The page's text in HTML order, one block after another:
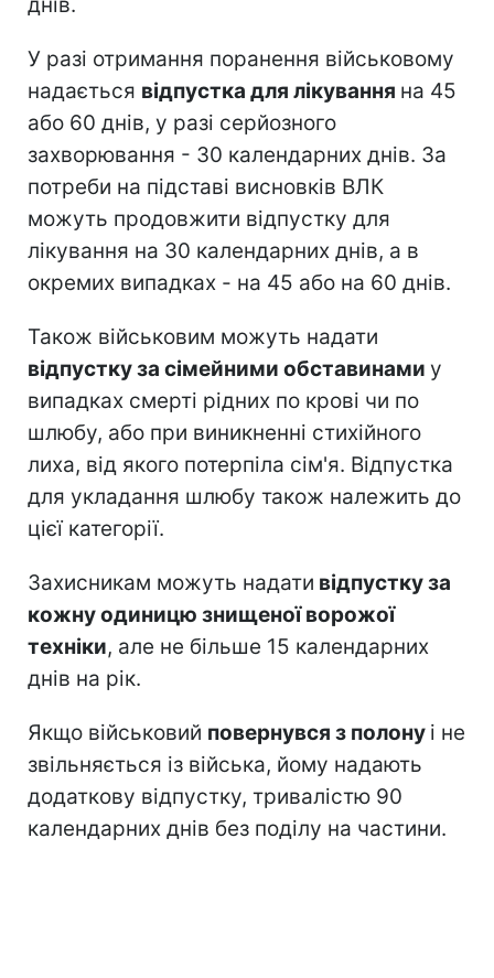
У разі отримання поранення військовому
надається відпустка для лікування на 45
або 60 днів, у разі серйозного
захворювання - 30 календарних днів. За
потреби на підставі висновків ВЛК
можуть продовжити відпустку для
лікування на 30 календарних днів, а в
окремих випадках - на 45 або на 60 днів.
Також військовим можуть надати
відпустку за сімейними обставинами у
випадках смерті рідних по крові чи по
шлюбу, або при виникненні стихійного
лиха, від якого потерпіла сім'я. Відпустка
для укладання шлюбу також належить до
цієї категорії.
Захисникам можуть надати відпустку за
кожну одиницю знищеної ворожої
техніки, але не більше 15 календарних
днів на рік.
Якщо військовий повернувся з полону і не
звільняється із війська, йому надають
додаткову відпустку, тривалістю 90
календарних днів без поділу на частини.